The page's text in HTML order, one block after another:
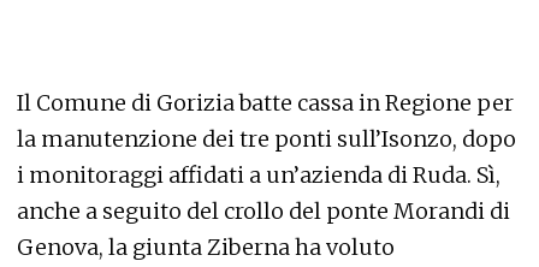
Il Comune di Gorizia batte cassa in Regione per
la manutenzione dei tre ponti sull’Isonzo, dopo
i monitoraggi affidati a un’azienda di Ruda. Sì,
anche a seguito del crollo del ponte Morandi di
Genova, la giunta Ziberna ha voluto